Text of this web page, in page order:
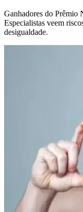
Ganhadores do Prêmio
Especialistas veem
desigualdade.